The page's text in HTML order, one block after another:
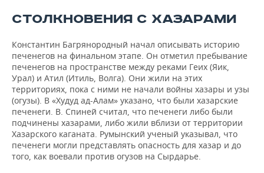
СТОЛКНОВЕНИЯ С ХАЗАРАМИ
Константин Багрянородный начал описывать историю
печенегов на финальном этапе. Он отметил пребывание
печенегов на пространстве между реками Геих (Яик,
Урал) и Атил (Итиль, Волга). Они жили на этих
территориях, пока с ними не начали войны хазары и узы
(огузы). В «Худуд ад-Алам» указано, что были хазарские
печенеги. В. Спиней считал, что печенеги либо были
подчинены хазарами, либо жили вблизи от территории
Хазарского каганата. Румынский ученый указывал, что
печенеги могли представлять опасность для хазар и до
того, как воевали против огузов на Сырдарье.